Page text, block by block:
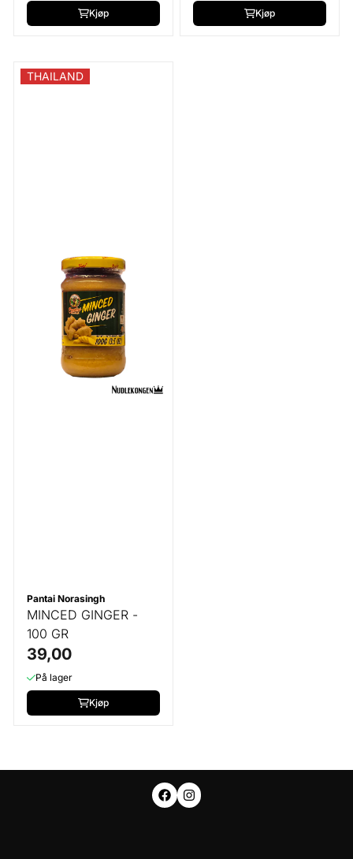
Kjøp Kjøp
THAILAND
Pantai Norasingh
MINCED GINGER -
100 GR
39,00
På lager
Kjøp